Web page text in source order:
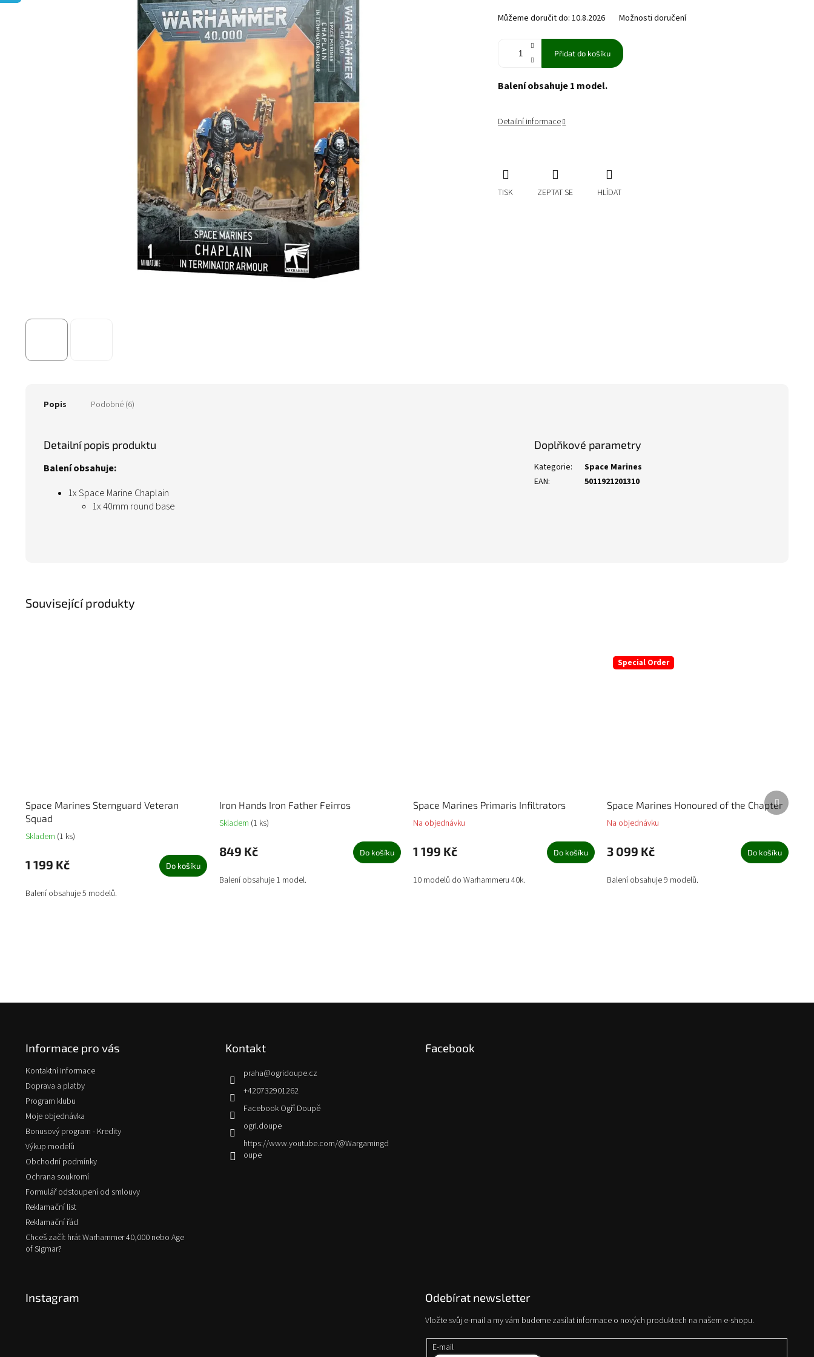
Můžeme doručit do: 10.8.2026 Možnosti doručení
Přidat do košíku
Balení obsahuje 1 model.
Detailní informace
TISK ZEPTAT SE HLÍDAT
Související produkty
Space Marines Sternguard Veteran
Squad
Skladem (1 ks)
1 199 Kč Do košíku
Balení obsahuje 5 modelů.
Iron Hands Iron Father Feirros
Skladem (1 ks)
849 Kč Do košíku
Balení obsahuje 1 model.
Space Marines Primaris Infiltrators
Na objednávku
1 199 Kč Do košíku
10 modelů do Warhammeru 40k.
Special Order
Space Marines Honoured of the Chapter
Na objednávku
3 099 Kč Do košíku
Balení obsahuje 9 modelů.
Další
produkt
Popis Podobné (6)
Detailní popis produktu
Balení obsahuje:
1x Space Marine Chaplain
1x 40mm round base
Doplňkové parametry
Kategorie:
Space Marines
EAN: 5011921201310
Informace pro vás
Kontaktní informace
Doprava a platby
Program klubu
Moje objednávka
Bonusový program - Kredity
Výkup modelů
Obchodní podmínky
Ochrana soukromí
Formulář odstoupení od smlouvy
Reklamační list
Reklamační řád
Chceš začít hrát Warhammer 40,000 nebo Age
of Sigmar?
Kontakt
praha@ogridoupe.cz
+420732901262
Facebook Ogří Doupě
ogri.doupe
https://www.youtube.com/@Wargamingd
oupe
Facebook
Instagram Odebírat newsletter
Vložte svůj e-mail a my vám budeme zasílat informace o nových produktech na našem e-shopu.
E-mail